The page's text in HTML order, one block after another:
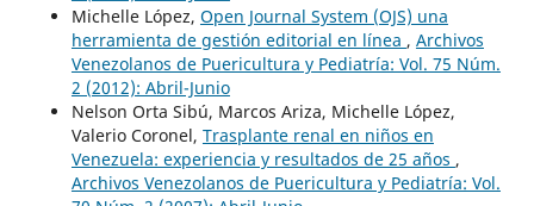
Michelle López, Open Journal System (OJS) una
herramienta de gestión editorial en línea , Archivos
Venezolanos de Puericultura y Pediatría: Vol. 75 Núm.
2 (2012): Abril-Junio
Nelson Orta Sibú, Marcos Ariza, Michelle López,
Valerio Coronel, Trasplante renal en niños en
Venezuela: experiencia y resultados de 25 años ,
Archivos Venezolanos de Puericultura y Pediatría: Vol.